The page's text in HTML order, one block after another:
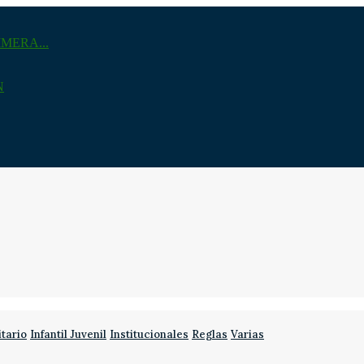
Infantil Juvenil Institucionales Reglas Varias